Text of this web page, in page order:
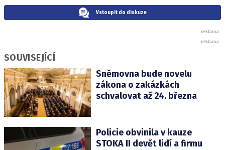
Vstoupit do diskuze
SOUVISEJÍCÍ
Sněmovna bude novelu
zákona o zakázkách
schvalovat až 24. března
Policie obvinila v kauze
STOKA II devět lidí a firmu